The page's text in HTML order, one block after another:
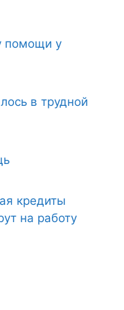
помощи у
в трудной
кредиты
на работу